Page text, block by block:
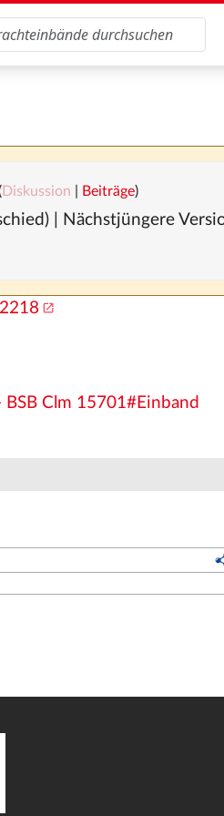
Diskussion Beiträge)
| Nächstjüngere
Clm 15701#Einband